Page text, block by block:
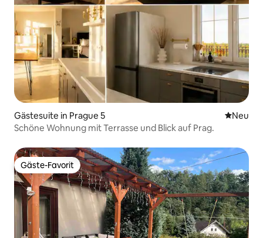
Gästesuite in Prague 5 Neue
Neu
Schöne Wohnung mit Terrasse und Blick auf Prag.
Gäste-Favorit
Gäste-Favorit